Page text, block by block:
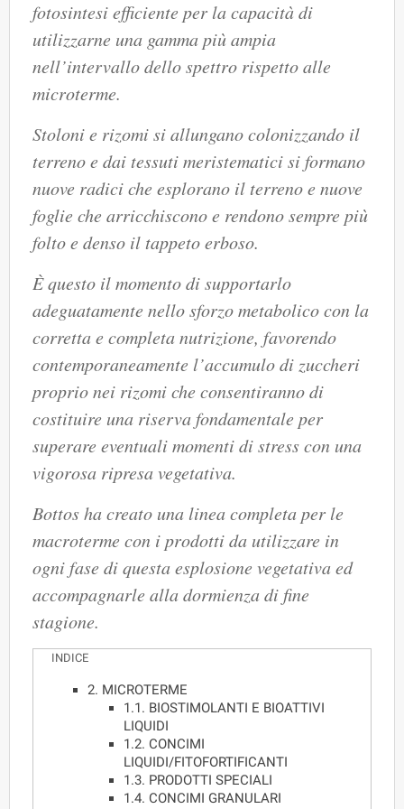
fotosintesi efficiente per la capacità di
utilizzarne una gamma più ampia
nell’intervallo dello spettro rispetto alle
microterme.
Stoloni e rizomi si allungano colonizzando il
terreno e dai tessuti meristematici si formano
nuove radici che esplorano il terreno e nuove
foglie che arricchiscono e rendono sempre più
folto e denso il tappeto erboso.
È questo il momento di supportarlo
adeguatamente nello sforzo metabolico con la
corretta e completa nutrizione, favorendo
contemporaneamente l’accumulo di zuccheri
proprio nei rizomi che consentiranno di
costituire una riserva fondamentale per
superare eventuali momenti di stress con una
vigorosa ripresa vegetativa.
Bottos ha creato una linea completa per le
macroterme con i prodotti da utilizzare in
ogni fase di questa esplosione vegetativa ed
accompagnarle alla dormienza di fine
stagione.
INDICE
2. MICROTERME
1.1. BIOSTIMOLANTI E BIOATTIVI
LIQUIDI
1.2. CONCIMI
LIQUIDI/FITOFORTIFICANTI
1.3. PRODOTTI SPECIALI
1.4. CONCIMI GRANULARI